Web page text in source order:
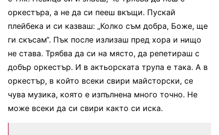
оркестъра, а не да си пееш вкъщи. Пускай
плейбека и си казваш: „Колко съм добра, Боже, ще
ги скъсам“. Пък после излизаш пред хора и нищо
не става. Трябва да си на място, да репетираш с
добър оркестър. И в актьорската трупа е така. А в
оркестър, в който всеки свири майсторски, се
чува музика, която е изпълнена много точно. Не
може всеки да си свири както си иска.